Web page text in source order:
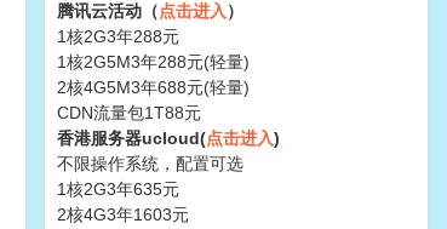
腾讯云活动（点击进入 ）
1核2G3年288元
1核2G5M3年288元(轻量)
2核4G5M3年688元(轻量)
CDN流量包1T88元
香港服务器ucloud(点击进入)
不限操作系统，配置可选
1核2G3年635元
2核4G3年1603元